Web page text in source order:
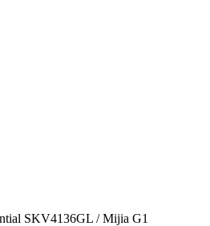
SKV4136GL / Mijia G1